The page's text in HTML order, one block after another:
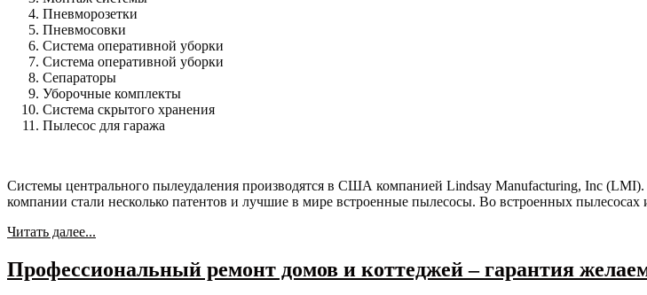
Пневморозетки
Пневмосовки
Система оперативной уборки
Система оперативной уборки
Сепараторы
Уборочные комплекты
Система скрытого хранения
Пылесос для гаража
Системы центрального пылеудаления производятся в США компанией Lindsay Manufacturing, Inc
компании стали несколько патентов и лучшие в мире встроенные пылесосы. Во встроенных
Читать далее...
Профессиональный ремонт домов и коттеджей – гарантия